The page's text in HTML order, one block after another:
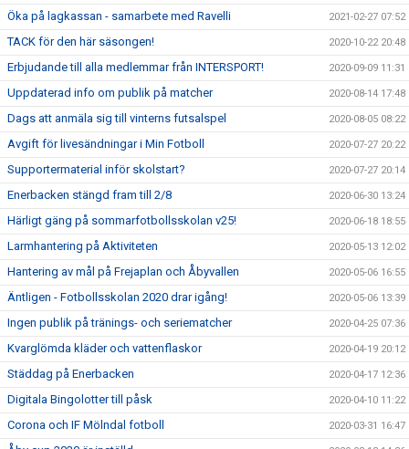
Öka på lagkassan - samarbete med Ravelli 2021-02-27 07:52
TACK för den här säsongen! 2020-10-22 20:48
Erbjudande till alla medlemmar från INTERSPORT! 2020-09-09 11:31
Uppdaterad info om publik på matcher 2020-08-14 17:48
Dags att anmäla sig till vinterns futsalspel 2020-08-05 08:22
Avgift för livesändningar i Min Fotboll 2020-07-27 20:22
Supportermaterial inför skolstart? 2020-07-27 20:14
Enerbacken stängd fram till 2/8 2020-06-30 13:24
Härligt gäng på sommarfotbollsskolan v25! 2020-06-18 18:55
Larmhantering på Aktiviteten 2020-05-13 12:02
Hantering av mål på Frejaplan och Åbyvallen 2020-05-06 16:55
Äntligen - Fotbollsskolan 2020 drar igång! 2020-05-06 13:39
Ingen publik på tränings- och seriematcher 2020-04-25 07:36
Kvarglömda kläder och vattenflaskor 2020-04-19 20:12
Städdag på Enerbacken 2020-04-17 12:36
Digitala Bingolotter till påsk 2020-04-10 11:22
Corona och IF Mölndal fotboll 2020-03-31 16:47